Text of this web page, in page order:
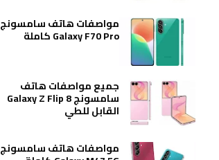
مواصفات هاتف سامسونج
Galaxy F70 Pro كاملة
جميع مواصفات هاتف
سامسونج Galaxy Z Flip 8
القابل للطي
مواصفات هاتف سامسونج